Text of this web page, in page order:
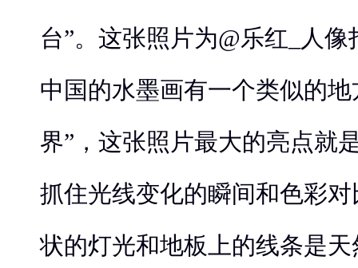
台”。这张照片为@乐红_人
中国的水墨画有一个类似的
界”，这张照片最大的亮点就
抓住光线变化的瞬间和色彩
状的灯光和地板上的线条是